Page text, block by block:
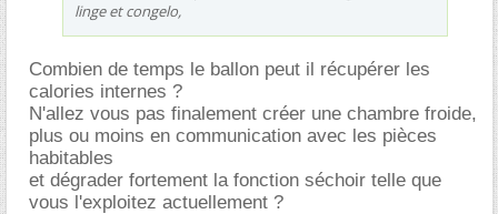
linge et congelo,
Combien de temps le ballon peut il récupérer les
calories internes ?
N'allez vous pas finalement créer une chambre froide,
plus ou moins en communication avec les pièces
habitables
et dégrader fortement la fonction séchoir telle que
vous l'exploitez actuellement ?